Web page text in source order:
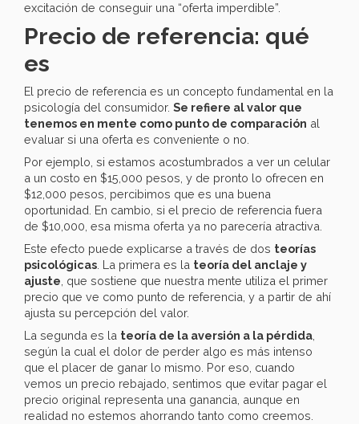
excitación de conseguir una “oferta imperdible”.
Precio de referencia: qué
es
El precio de referencia es un concepto fundamental en la
psicología del consumidor. Se refiere al valor que
tenemos en mente como punto de comparación al
evaluar si una oferta es conveniente o no.
Por ejemplo, si estamos acostumbrados a ver un celular
a un costo en $15,000 pesos, y de pronto lo ofrecen en
$12,000 pesos, percibimos que es una buena
oportunidad. En cambio, si el precio de referencia fuera
de $10,000, esa misma oferta ya no parecería atractiva.
Este efecto puede explicarse a través de dos teorías
psicológicas . La primera es la teoría del anclaje y
ajuste , que sostiene que nuestra mente utiliza el primer
precio que ve como punto de referencia, y a partir de ahí
ajusta su percepción del valor.
La segunda es la teoría de la aversión a la pérdida
según la cual el dolor de perder algo es más intenso
que el placer de ganar lo mismo. Por eso, cuando
vemos un precio rebajado, sentimos que evitar pagar el
precio original representa una ganancia, aunque en
realidad no estemos ahorrando tanto como creemos.